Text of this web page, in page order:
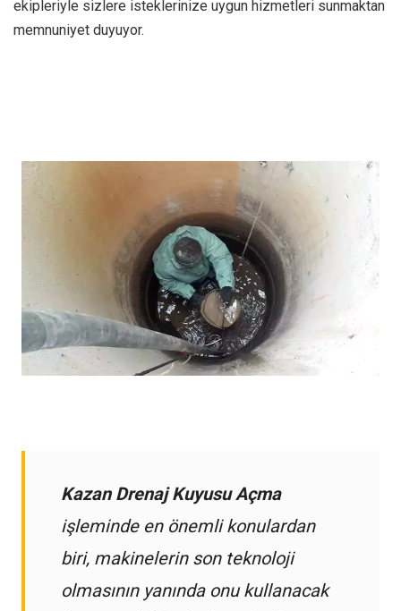
ekipleriyle sizlere isteklerinize uygun hizmetleri sunmaktan
memnuniyet duyuyor.
Kazan Drenaj Kuyusu Açma
işleminde en önemli konulardan
biri, makinelerin son teknoloji
olmasının yanında onu kullanacak